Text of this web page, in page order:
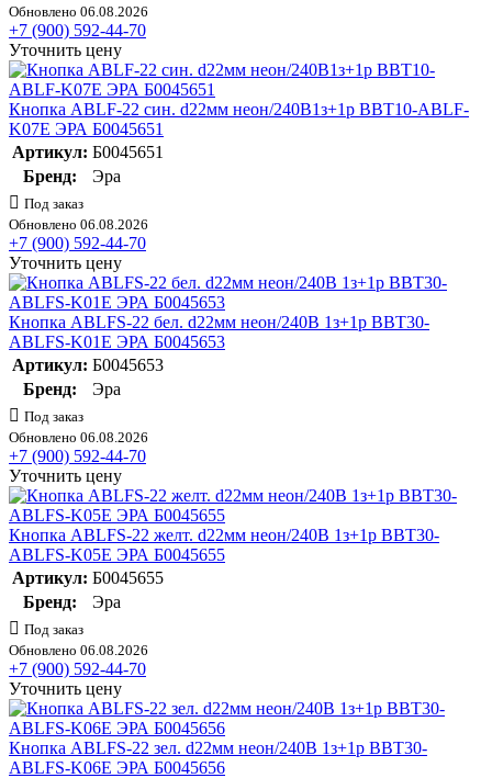
Обновлено 06.08.2026
+7 (900) 592-44-70
Уточнить цену
Кнопка ABLF-22 син. d22мм неон/240В1з+1р BBT10-ABLF-
K07E ЭРА Б0045651
Артикул: Б0045651
Бренд:
Эра
Под заказ
Обновлено 06.08.2026
+7 (900) 592-44-70
Уточнить цену
Кнопка ABLFS-22 бел. d22мм неон/240В 1з+1р BBT30-
ABLFS-K01E ЭРА Б0045653
Артикул: Б0045653
Бренд:
Эра
Под заказ
Обновлено 06.08.2026
+7 (900) 592-44-70
Уточнить цену
Кнопка ABLFS-22 желт. d22мм неон/240В 1з+1р BBT30-
ABLFS-K05E ЭРА Б0045655
Артикул: Б0045655
Бренд:
Эра
Под заказ
Обновлено 06.08.2026
+7 (900) 592-44-70
Уточнить цену
Кнопка ABLFS-22 зел. d22мм неон/240В 1з+1р BBT30-
ABLFS-K06E ЭРА Б0045656